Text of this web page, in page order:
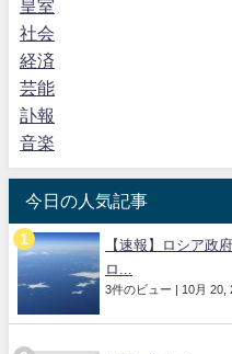
皇室
社会
経済
芸能
訃報
音楽
今日の人気記事
【速報】ロシア政
ロ...
3件のビュー | 10月 20,